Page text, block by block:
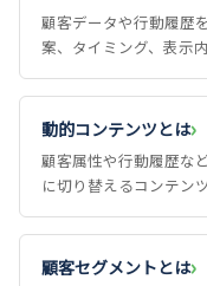
顧客データや行動履歴
案、タイミング、表示
動的コンテンツとは
顧客属性や行動履歴な
に切り替えるコンテンツ
顧客セグメントとは